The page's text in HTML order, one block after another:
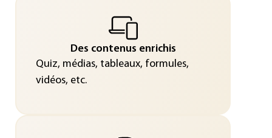
Des contenus enrichis
Quiz, médias, tableaux, formules,
vidéos, etc.